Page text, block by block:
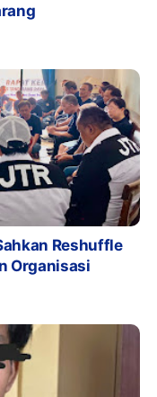
Reshuffle
Organisasi